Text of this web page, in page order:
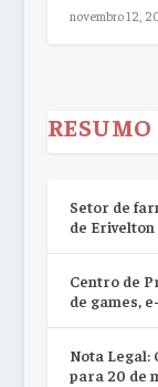
novembro 12,
Setor de
de Erivelton
Centro de
de games,
Nota Legal:
para 20 de